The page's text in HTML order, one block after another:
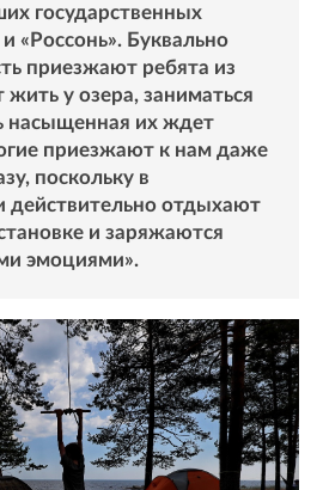
государственных
«Россонь». Буквально
приезжают ребята из
жить у озера, заниматься
насыщенная их ждет
приезжают к нам даже
поскольку в
действительно отдыхают
и заряжаются
эмоциями».